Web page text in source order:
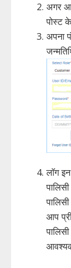
अगर
पोस्ट
अपना
लॉग
आप